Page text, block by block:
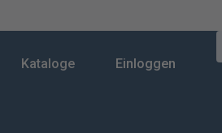
Kataloge Einloggen